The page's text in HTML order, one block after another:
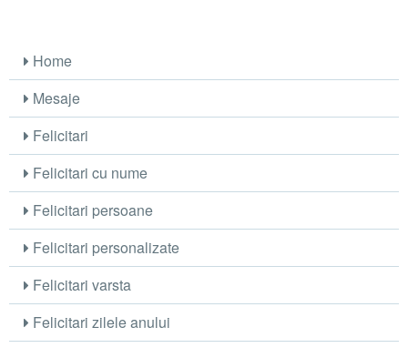
Home
Mesaje
Felicitari
Felicitari cu nume
Felicitari persoane
Felicitari personalizate
Felicitari varsta
Felicitari zilele anului